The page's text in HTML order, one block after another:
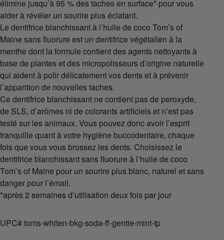
élimine jusqu’à 95 % des taches en surface* pour vous
aider à révéler un sourire plus éclatant.
Le dentifrice blanchissant à l’huile de coco Tom’s of
Maine sans fluorure est un dentifrice végétalien à la
menthe dont la formule contient des agents nettoyants à
base de plantes et des micropolisseurs d’origine naturelle
qui aident à polir délicatement vos dents et à prévenir
l’apparition de nouvelles taches.
Ce dentifrice blanchissant ne contient pas de peroxyde,
de SLS, d’arômes ni de colorants artificiels et n’est pas
testé sur les animaux. Vous pouvez donc avoir l’esprit
tranquille quant à votre hygiène buccodentaire, chaque
fois que vous vous brossez les dents. Choisissez le
dentifrice blanchissant sans fluorure à l’huile de coco
Tom’s of Maine pour un sourire plus blanc, naturel et sans
danger pour l’émail.
*après 2 semaines d’utilisation deux fois par jour
UPC# toms-whiten-bkg-soda-ff-gentle-mint-tp